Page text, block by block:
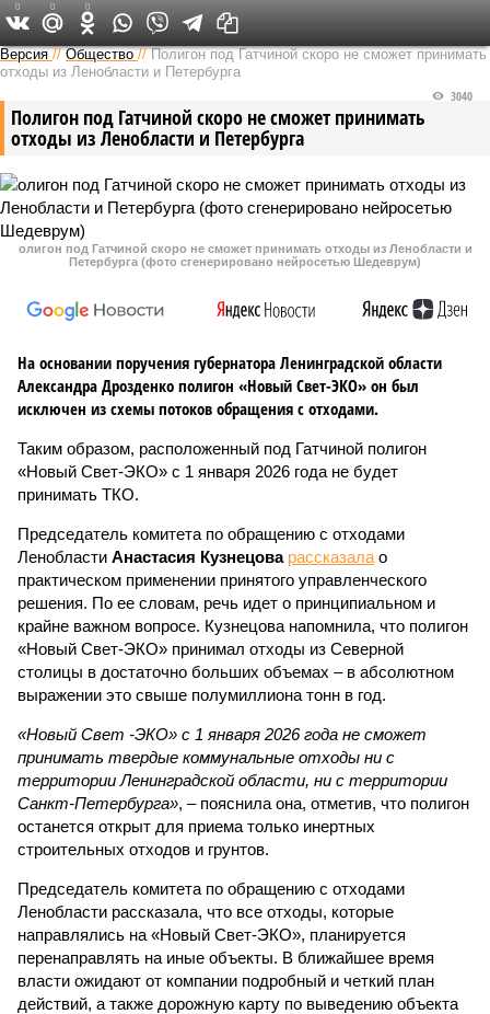
Версия на Неве
Версия //Общество //Полигон под Гатчиной скоро не сможет принимать
отходы из Ленобласти и Петербурга
Полигон под Гатчиной скоро не сможет принимать
отходы из Ленобласти и Петербурга
3040
олигон под Гатчиной скоро не сможет принимать отходы из Ленобласти и
Петербурга (фото сгенерировано нейросетью Шедеврум)
На основании поручения губернатора Ленинградской области
Александра Дрозденко полигон «Новый Свет-ЭКО» он был
исключен из схемы потоков обращения с отходами.
Таким образом, расположенный под Гатчиной полигон
«Новый Свет-ЭКО» с 1 января 2026 года не будет
принимать ТКО.
Председатель комитета по обращению с отходами
Ленобласти Анастасия Кузнецова рассказала о
практическом применении принятого управленческого
решения. По ее словам, речь идет о принципиальном и
крайне важном вопросе. Кузнецова напомнила, что полигон
«Новый Свет-ЭКО» принимал отходы из Северной
столицы в достаточно больших объемах – в абсолютном
выражении это свыше полумиллиона тонн в год.
«Новый Свет -ЭКО» с 1 января 2026 года не сможет
принимать твердые коммунальные отходы ни с
территории Ленинградской области, ни с территории
Санкт-Петербурга», – пояснила она, отметив, что полигон
останется открыт для приема только инертных
строительных отходов и грунтов.
Председатель комитета по обращению с отходами
Ленобласти рассказала, что все отходы, которые
направлялись на «Новый Свет-ЭКО», планируется
перенаправлять на иные объекты. В ближайшее время
власти ожидают от компании подробный и четкий план
действий, а также дорожную карту по выведению объекта
0 0 0